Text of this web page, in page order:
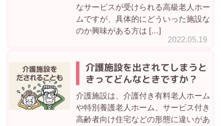
2022.05.19
なサービスが受けられる高級老人ホー
ムですが、具体的にどういった施設な
のか興味がある方は […]
介護施設を出されてしまうと
きってどんなときですか？
介護施設は、介護付き有料老人ホーム
や特別養護老人ホーム、サービス付き
高齢者向け住宅などの形態に違いがあ